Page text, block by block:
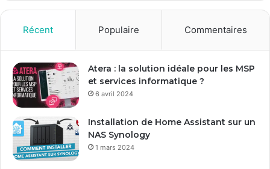
r
e
a
d
s
e
Récent Populaire Commentaires
Atera : la solution idéale pour les MSP
et services informatique ?
6 avril 2024
Installation de Home Assistant sur un
NAS Synology
1 mars 2024